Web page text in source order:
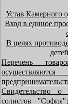
Устав Камерного
Вход в единое
В целях
Перечень
Свидетельство о
солистов "София"